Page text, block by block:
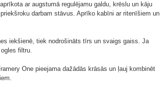
ar augstumā regulējamu galdu, krēslu un kāju
darbam stāvus. Aprīko kabīni ar ritenīšiem un
iekšienē, tiek nodrošināts tīrs un svaigs gaiss. Ja
filtru.
One pieejama dažādās krāsās un ļauj kombinēt